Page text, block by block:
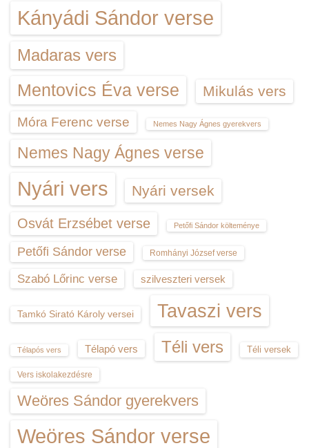
Kányádi Sándor verse
Madaras vers
Mentovics Éva verse Mikulás vers
Móra Ferenc verse Nemes Nagy Ágnes gyerekvers
Nemes Nagy Ágnes verse
Nyári vers Nyári versek
Osvát Erzsébet verse Petőfi Sándor költeménye
Petőfi Sándor verse Romhányi József verse
Szabó Lőrinc verse szilveszteri versek
Tamkó Sirató Károly versei Tavaszi vers
Télapós vers Télapó vers Téli vers Téli versek
Vers iskolakezdésre
Weöres Sándor gyerekvers
Weöres Sándor verse